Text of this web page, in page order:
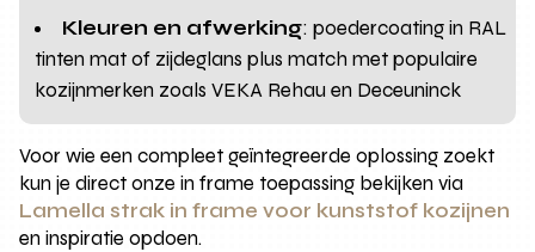
Kleuren en afwerking: poedercoating in RAL
tinten mat of zijdeglans plus match met populaire
kozijnmerken zoals VEKA Rehau en Deceuninck
Voor wie een compleet geïntegreerde oplossing zoekt
kun je direct onze in frame toepassing bekijken via
Lamella strak in frame voor kunststof kozijnen
en inspiratie opdoen.